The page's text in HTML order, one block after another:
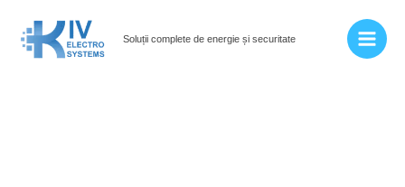
content
Soluții complete de energie și securitate
Main
Menu